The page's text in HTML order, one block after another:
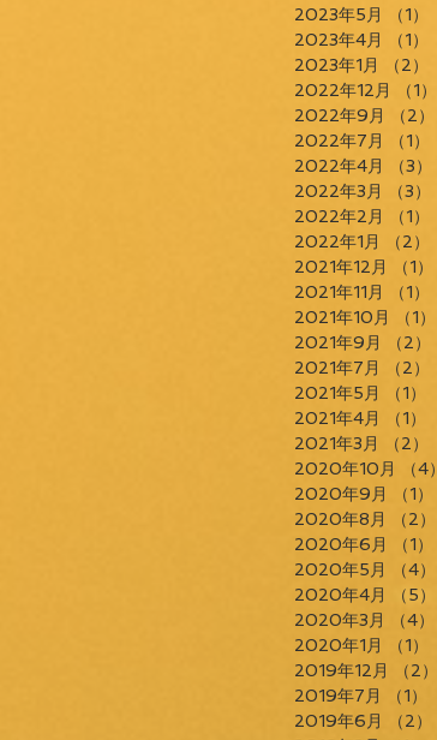
2023年5月
（1）
2023年4月
（1）
2023年1月
（2）
2022年12月
（1）
2022年9月
（2）
2022年7月
（1）
2022年4月
（3）
2022年3月
（3）
2022年2月
（1）
2022年1月
（2）
2021年12月
（1）
2021年11月
（1）
2021年10月
（1）
2021年9月
（2）
2021年7月
（2）
2021年5月
（1）
2021年4月
（1）
2021年3月
（2）
2020年10月
（4）
2020年9月
（1）
2020年8月
（2）
2020年6月
（1）
2020年5月
（4）
2020年4月
（5）
2020年3月
（4）
2020年1月
（1）
2019年12月
（2）
2019年7月
（1）
2019年6月
（2）